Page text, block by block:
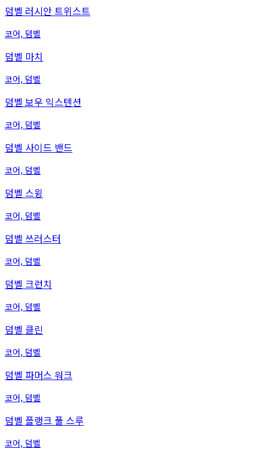
덤벨 러시안 트위스트
코어, 덤벨
덤벨 마치
코어, 덤벨
덤벨 보우 익스텐션
코어, 덤벨
덤벨 사이드 밴드
코어, 덤벨
덤벨 스윙
코어, 덤벨
덤벨 쓰러스터
코어, 덤벨
덤벨 크런치
코어, 덤벨
덤벨 클린
코어, 덤벨
덤벨 파머스 워크
코어, 덤벨
덤벨 플랭크 풀 스루
코어, 덤벨